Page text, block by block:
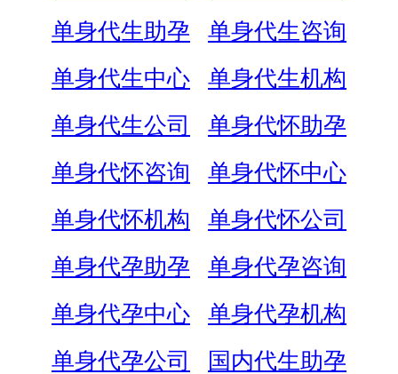
单身代生助孕
单身代生咨询
单身代生中心
单身代生机构
单身代生公司
单身代怀助孕
单身代怀咨询
单身代怀中心
单身代怀机构
单身代怀公司
单身代孕助孕
单身代孕咨询
单身代孕中心
单身代孕机构
单身代孕公司
国内代生助孕